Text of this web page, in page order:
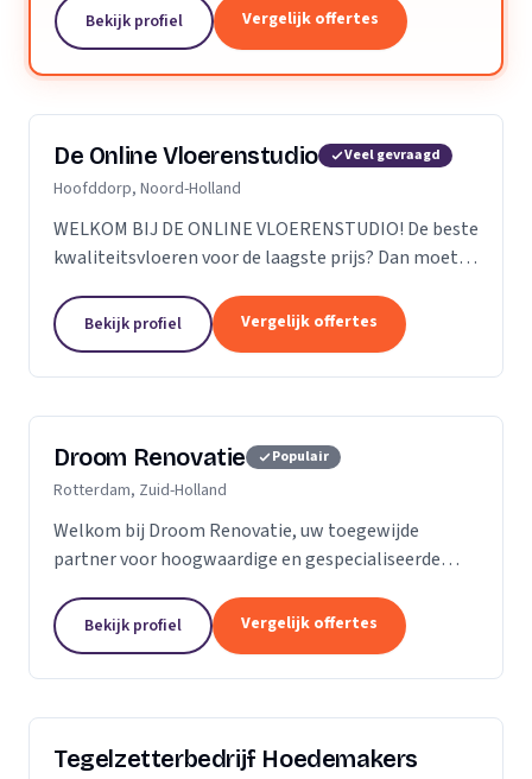
Bekijk profiel Vergelijk offertes
De Online Vloerenstudio Veel gevraagd
Hoofddorp, Noord-Holland
WELKOM BIJ DE ONLINE VLOERENSTUDIO! De beste
kwaliteitsvloeren voor de laagste prijs? Dan moet u
soorten parketvloeren en laminaat online
bestellen...
Bekijk profiel Vergelijk offertes
Droom Renovatie Populair
Rotterdam, Zuid-Holland
Welkom bij Droom Renovatie, uw toegewijde
partner voor hoogwaardige en gespecialiseerde
is dan slechts een plek; het is een weerspiegeling
van uw...
Bekijk profiel Vergelijk offertes
Tegelzetterbedrijf Hoedemakers